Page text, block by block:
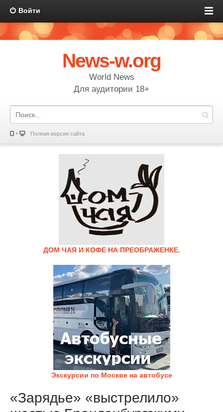
Войти
News-w.org
World News
Для аудитории 18+
Полная версия сайта
ДОМ ЧАЯ И КОФЕ НА ПРЕОБРАЖЕНКЕ.
Экскурсии по Москве на автобусе
«Зарядье» «выстрелило»